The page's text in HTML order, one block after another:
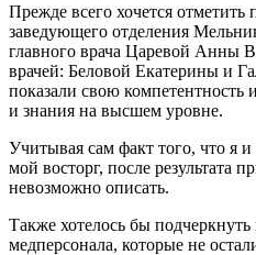
Прежде всего хочется отметить
заведующего отделения
главного врача Царевой Анны
врачей: Беловой Екатерины и
показали свою компетентность
и знания на высшем уровне.
Учитывая сам факт того, что я и
мой восторг, после результата
невозможно описать.
Также хотелось бы подчеркнуть
медперсонала, которые не